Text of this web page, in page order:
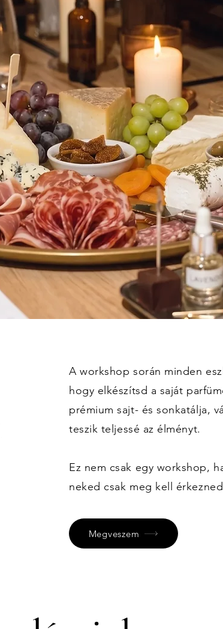
A workshop során minden
hogy elkészítsd a saját
prémium sajt- és sonkatálja,
teszik teljessé az élményt.
Ez nem csak egy workshop,
neked csak meg kell
Megveszem